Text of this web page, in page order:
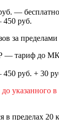
—
450 руб.
за
Р — тариф до
руб. + 30
указанного в
в пределах